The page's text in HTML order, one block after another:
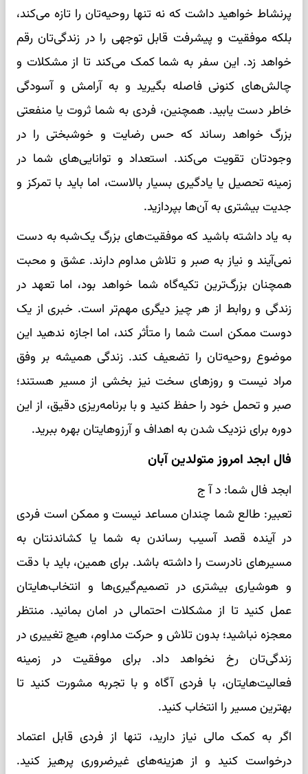
پرنشاط خواهید داشت که نه تنها روحیه‌تان را تازه می‌کند،
بلکه موفقیت و پیشرفت قابل توجهی را در زندگی‌تان رقم
خواهد زد. این سفر به شما کمک می‌کند تا از مشکلات و
چالش‌های کنونی فاصله بگیرید و به آرامش و آسودگی
خاطر دست یابید. همچنین، فردی به شما ثروت یا منفعتی
بزرگ خواهد رساند که حس رضایت و خوشبختی را در
وجودتان تقویت می‌کند. استعداد و توانایی‌های شما در
زمینه تحصیل یا یادگیری بسیار بالاست، اما باید با تمرکز و
جدیت بیشتری به آن‌ها بپردازید.
به یاد داشته باشید که موفقیت‌های بزرگ یک‌شبه به دست
نمی‌آیند و نیاز به صبر و تلاش مداوم دارند. عشق و محبت
همچنان بزرگ‌ترین تکیه‌گاه شما خواهد بود، اما تعهد در
زندگی و روابط از هر چیز دیگری مهم‌تر است. خبری از یک
دوست ممکن است شما را متأثر کند، اما اجازه ندهید این
موضوع روحیه‌تان را تضعیف کند. زندگی همیشه بر وفق
مراد نیست و روزهای سخت نیز بخشی از مسیر هستند؛
صبر و تحمل خود را حفظ کنید و با برنامه‌ریزی دقیق، از این
دوره برای نزدیک شدن به اهداف و آرزوهایتان بهره ببرید.
فال ابجد امروز متولدین آبان
ابجد فال شما: د آ ج
تعبیر: طالع شما چندان مساعد نیست و ممکن است فردی
در آینده قصد آسیب رساندن به شما یا کشاندنتان به
مسیرهای نادرست را داشته باشد. برای همین، باید با دقت
و هوشیاری بیشتری در تصمیم‌گیری‌ها و انتخاب‌هایتان
عمل کنید تا از مشکلات احتمالی در امان بمانید. منتظر
معجزه نباشید؛ بدون تلاش و حرکت مداوم، هیچ تغییری در
زندگی‌تان رخ نخواهد داد. برای موفقیت در زمینه
فعالیت‌هایتان، با فردی آگاه و با تجربه مشورت کنید تا
بهترین مسیر را انتخاب کنید.
اگر به کمک مالی نیاز دارید، تنها از فردی قابل اعتماد
درخواست کنید و از هزینه‌های غیرضروری پرهیز کنید.